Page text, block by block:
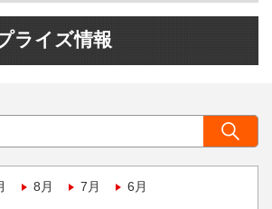
ライズ情報
8月 7月 6月